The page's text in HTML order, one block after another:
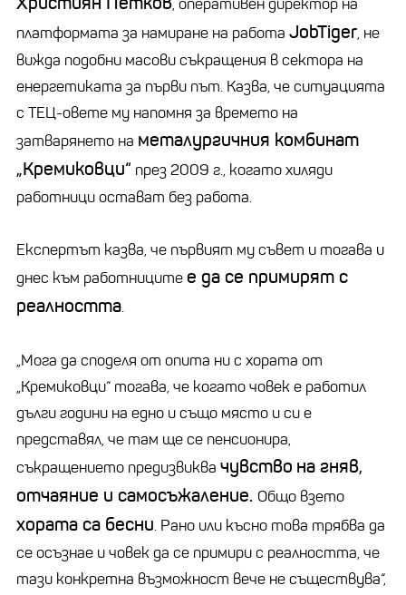
, оперативен директор на
платформата за намиране на работа JobTiger, не
вижда подобни масови съкращения в сектора на
енергетиката за първи път. Казва, че ситуацията
с ТЕЦ-овете му напомня за времето на
затварянето на металургичния комбинат
„Кремиковци“ през 2009 г., когато хиляди
работници остават без работа.
Експертът казва, че първият му съвет и тогава и
днес към работницитее да се примирят с
реалността.
„Мога да споделя от опита ни с хората от
„Кремиковци“ тогава, че когато човек е работил
дълги години на едно и също място и си е
представял, че там ще се пенсионира,
съкращението предизвиква чувство на гняв,
отчаяние и самосъжаление. Общо взето
хората са бесни. Рано или късно това трябва да
се осъзнае и човек да се примири с реалността, че
тази конкретна възможност вече не съществува“,